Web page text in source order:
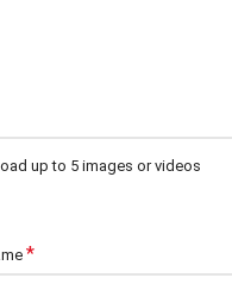
up to 5 images or videos
*